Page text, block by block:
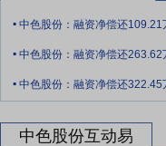
泵业为“高新技术企业”，中
要点7：资源优势
公司经
互补，显著提升了整体抗
属资源控制能力。报告期
截至本报告披露日，公司
. 中色股份：融资净偿还
. 中色股份：融资净偿还
. 中色股份：融资净偿还
中色股份互动易